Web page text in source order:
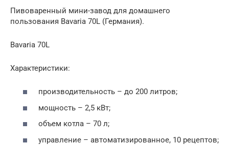
Пивоваренный мини-завод для домашнего
пользования Bavaria 70L (Германия).
Bavaria 70L
Характеристики:
производительность – до 200 литров;
мощность – 2,5 кВт;
объем котла – 70 л;
управление – автоматизированное, 10 рецептов;